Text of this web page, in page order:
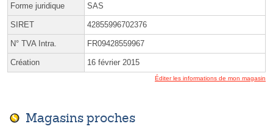
Forme juridique SAS
SIRET 42855996702376
N° TVA Intra. FR09428559967
Création 16 février 2015
Éditer les informations de mon magasin
Magasins proches